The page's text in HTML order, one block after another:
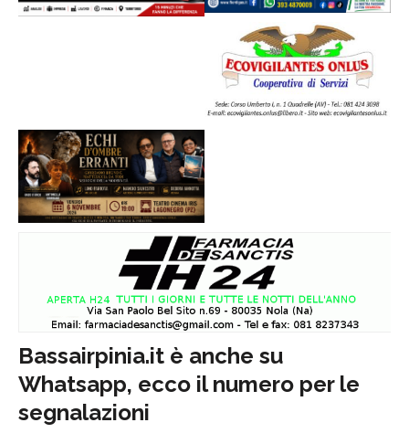
Bassairpinia.it è anche su
Whatsapp, ecco il numero per le
segnalazioni